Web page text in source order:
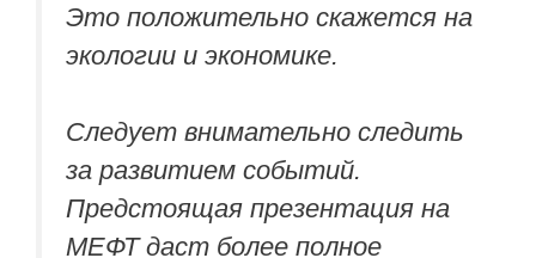
Это положительно скажется на
экологии и экономике.
Следует внимательно следить
за развитием событий.
Предстоящая презентация на
МЕФТ даст более полное